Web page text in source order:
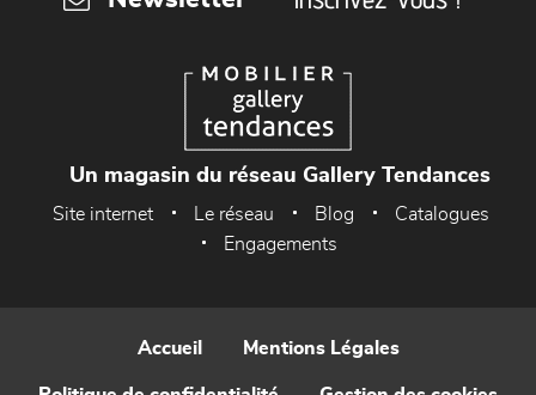
Un magasin du réseau Gallery Tendances
Site internet Le réseau Blog
Catalogues
Engagements
Accueil Mentions Légales